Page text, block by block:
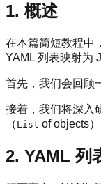
1. 概述
在本篇简短教程中
YAML 列表映射为
首先，我们会回顾
接着，我们将深入
（ List of objects）
2. YAML 列